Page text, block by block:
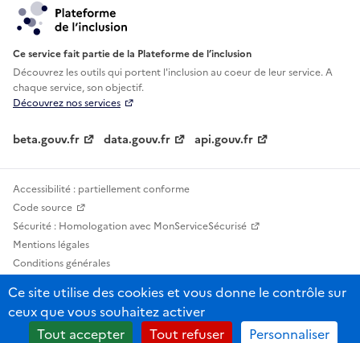
Ce service fait partie de la Plateforme de l’inclusion
Découvrez les outils qui portent l'inclusion aucoeur de leur service. A
chaque service, son objectif.
Découvrez nos services
beta.gouv.fr data.gouv.fr api.gouv.fr
Accessibilité : partiellement conforme
Code source
Sécurité : Homologation avec MonServiceSécurisé
Mentions légales
Conditions générales
Statistiques, lexiques et indicateurs
Sauf mention contraire, tous les contenus de ce site sont sous licence
etalab-2.0
Ce site utilise des cookies et vous donne le contrôle sur
ceux que vous souhaitez activer
Tout accepter
Tout refuser Personnaliser